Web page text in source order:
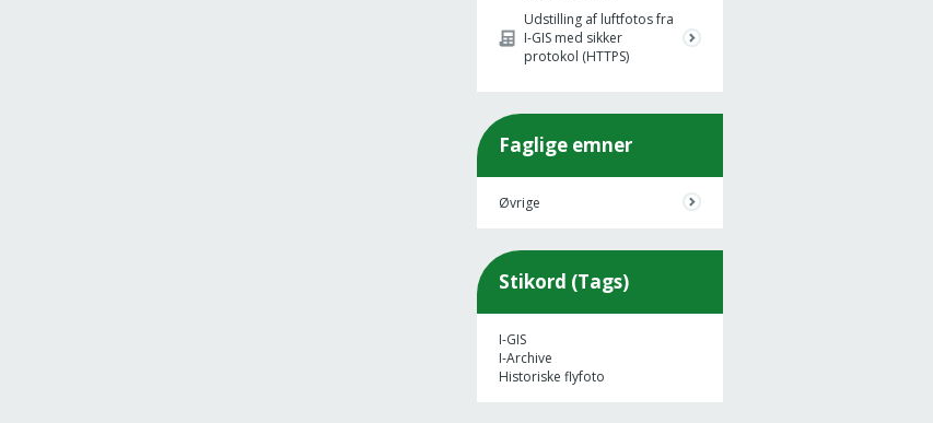
Udstilling af luftfotos fra
I-GIS med sikker
protokol (HTTPS)
Faglige emner
Øvrige
Stikord (Tags)
I-GIS
I-Archive
Historiske flyfoto